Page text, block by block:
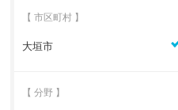
【 市区町村 】
大垣市
【 分野 】